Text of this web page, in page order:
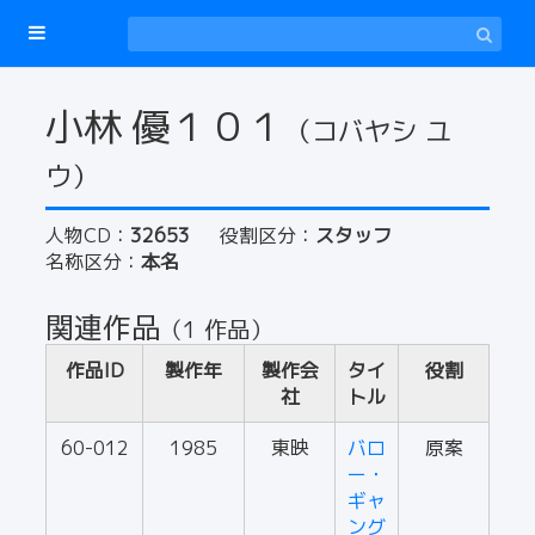
小林 優１０１
（コバヤシ ユ
ウ）
人物CD： 32653 役割区分： スタッフ
名称区分： 本名
関連作品 （1 作品）
作品ID 製作年
製作会
社
タイ
トル
役割
60-012 1985 東映
バロ
ー・
ギャ
ング
原案